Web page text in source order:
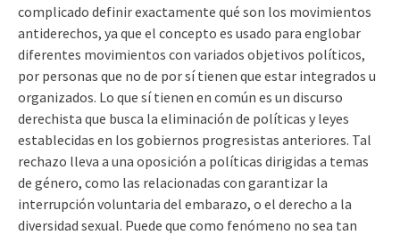
complicado definir exactamente qué son los movimientos
antiderechos, ya que el concepto es usado para englobar
diferentes movimientos con variados objetivos políticos,
por personas que no de por sí tienen que estar integrados u
organizados. Lo que sí tienen en común es un discurso
derechista que busca la eliminación de políticas y leyes
establecidas en los gobiernos progresistas anteriores. Tal
rechazo lleva a una oposición a políticas dirigidas a temas
de género, como las relacionadas con garantizar la
interrupción voluntaria del embarazo, o el derecho a la
diversidad sexual. Puede que como fenómeno no sea tan